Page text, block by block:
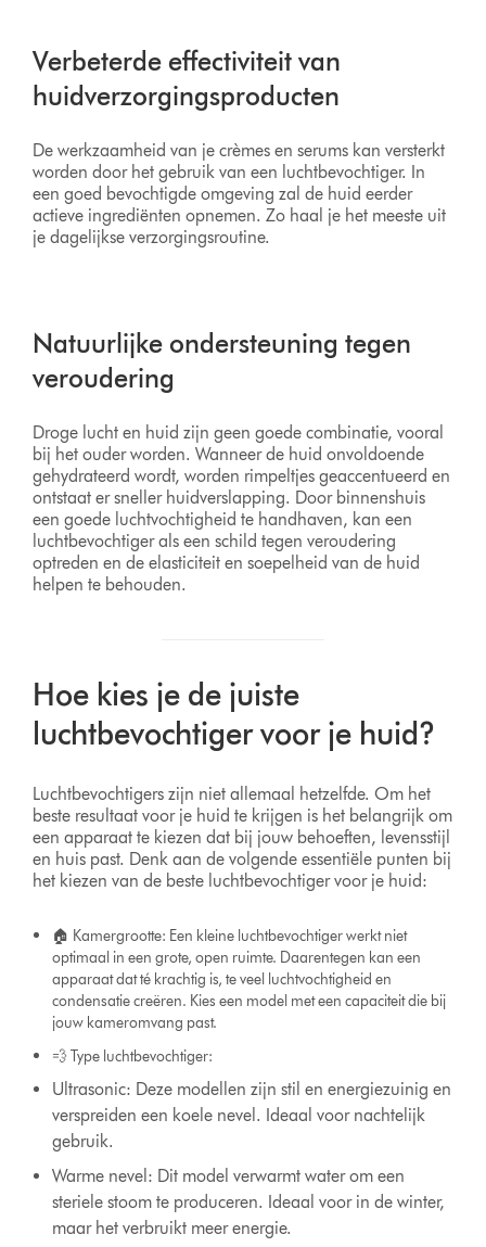
Verbeterde effectiviteit van
huidverzorgingsproducten
De werkzaamheid van je crèmes en serums kan versterkt
worden door het gebruik van een luchtbevochtiger. In
een goed bevochtigde omgeving zal de huid eerder
actieve ingrediënten opnemen. Zo haal je het meeste uit
je dagelijkse verzorgingsroutine.
Natuurlijke ondersteuning tegen
veroudering
Droge lucht en huid zijn geen goede combinatie, vooral
bij het ouder worden. Wanneer de huid onvoldoende
gehydrateerd wordt, worden rimpeltjes geaccentueerd en
ontstaat er sneller huidverslapping. Door binnenshuis
een goede luchtvochtigheid te handhaven, kan een
luchtbevochtiger als een schild tegen veroudering
optreden en de elasticiteit en soepelheid van de huid
helpen te behouden.
Hoe kies je de juiste
luchtbevochtiger voor je huid?
Luchtbevochtigers zijn niet allemaal hetzelfde. Om het
beste resultaat voor je huid te krijgen is het belangrijk om
een apparaat te kiezen dat bij jouw behoeften, levensstijl
en huis past. Denk aan de volgende essentiële punten bij
het kiezen van de beste luchtbevochtiger voor je huid:
🏠 Kamergrootte: Een kleine luchtbevochtiger werkt niet
optimaal in een grote, open ruimte. Daarentegen kan een
apparaat dat té krachtig is, te veel luchtvochtigheid en
condensatie creëren. Kies een model met een capaciteit die bij
jouw kameromvang past.
💨 Type luchtbevochtiger:
Ultrasonic: Deze modellen zijn stil en energiezuinig en
verspreiden een koele nevel. Ideaal voor nachtelijk
gebruik.
Warme nevel: Dit model verwarmt water om een
steriele stoom te produceren. Ideaal voor in de winter,
maar het verbruikt meer energie.